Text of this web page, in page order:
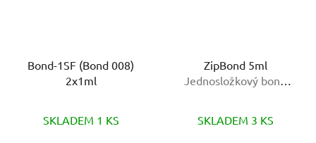
Bond-1SF (Bond 008)
2x1ml
SKLADEM 1 KS
ZipBond 5ml
Jednosložkový bond
SKLADEM 3 KS